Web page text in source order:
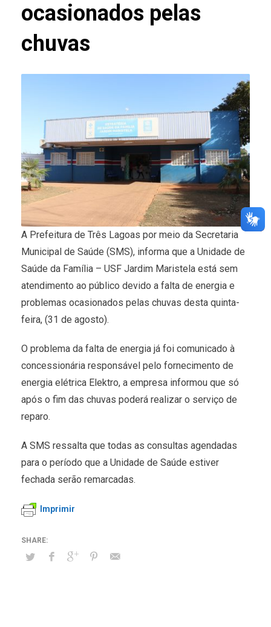
ocasionados pelas
chuvas
A Prefeitura de Três Lagoas por meio da Secretaria
Municipal de Saúde (SMS), informa que a Unidade de
Saúde da Família – USF Jardim Maristela está sem
atendimento ao público devido a falta de energia e
problemas ocasionados pelas chuvas desta quinta-
feira, (31 de agosto).
O problema da falta de energia já foi comunicado à
concessionária responsável pelo fornecimento de
energia elétrica Elektro, a empresa informou que só
após o fim das chuvas poderá realizar o serviço de
reparo.
A SMS ressalta que todas as consultas agendadas
para o período que a Unidade de Saúde estiver
fechada serão remarcadas.
Imprimir